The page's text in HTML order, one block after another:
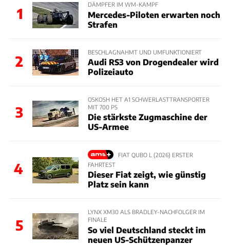
1
DÄMPFER IM WM-KAMPF
Mercedes-Piloten erwarten noch
Strafen
2
BESCHLAGNAHMT UND UMFUNKTIONIERT
Audi RS3 von Drogendealer wird
Polizeiauto
3
OSKOSH HET A1 SCHWERLASTTRANSPORTER
MIT 700 PS
Die stärkste Zugmaschine der
US-Armee
4
FIAT QUBO L (2026) ERSTER
FAHRTEST
Dieser Fiat zeigt, wie günstig
Platz sein kann
5
LYNX XM30 ALS BRADLEY-NACHFOLGER IM
FINALE
So viel Deutschland steckt im
neuen US-Schützenpanzer